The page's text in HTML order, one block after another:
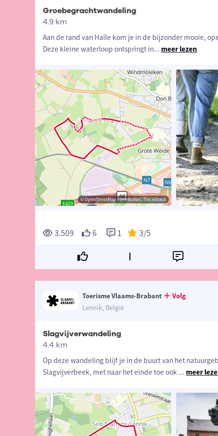
Groebegrachtwandeling
4.9 km
Aan de rand van Halle kom je in de bijzonder mooie,
Deze kleine waterloop ontspringt in... meer lezen
© OpenStreetMap contributors, Tracestrack
3.509 6 1 3/5
© Lander Loeckx © OpenStreetMap contributors, Tracestrack
Toerisme Vlaams-Brabant
Volg
Lennik, België
Slagvijverwandeling
4.4 km
Op deze wandeling blijf je in de buurt van het
Slagvijverbeek, met naar het einde toe ook ... meer